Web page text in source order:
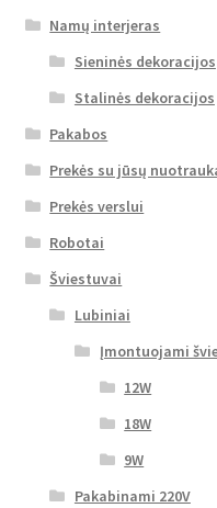
Namų interjeras
Sieninės dekoracijos
Stalinės dekoracijos
Pakabos
Prekės su jūsų
Prekės verslui
Robotai
Šviestuvai
Lubiniai
Įmontuojami
12W
18W
9W
Pakabinami 220V